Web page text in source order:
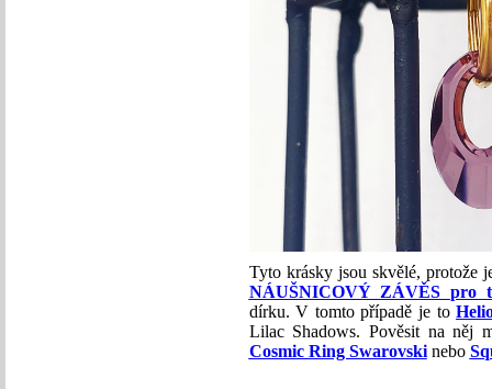
Tyto krásky jsou skvělé, protože
NÁUŠNICOVÝ ZÁVĚS pro
dírku. V tomto případě je to
Lilac Shadows. Pověsit na něj
Cosmic Ring Swarovskinebo